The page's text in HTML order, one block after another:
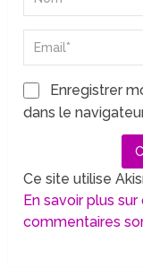
Enregistrer
dans le
Ce site utilise
En savoir plus
commentaires